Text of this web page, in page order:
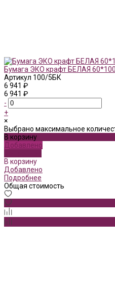
Бумага ЭКО крафт БЕЛАЯ
Артикул 100/5БК
6 941 ₽
6 941 ₽
-
+
×
Выбрано максимальное
В корзину
Добавлено
В корзину
Добавлено
Подробнее
Общая стоимость